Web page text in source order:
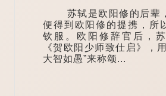
苏轼是欧阳修的后辈，
便得到欧阳修的提携，所
钦服。欧阳修辞官后，
《贺欧阳少师致仕启》，
大智如愚”来称颂...